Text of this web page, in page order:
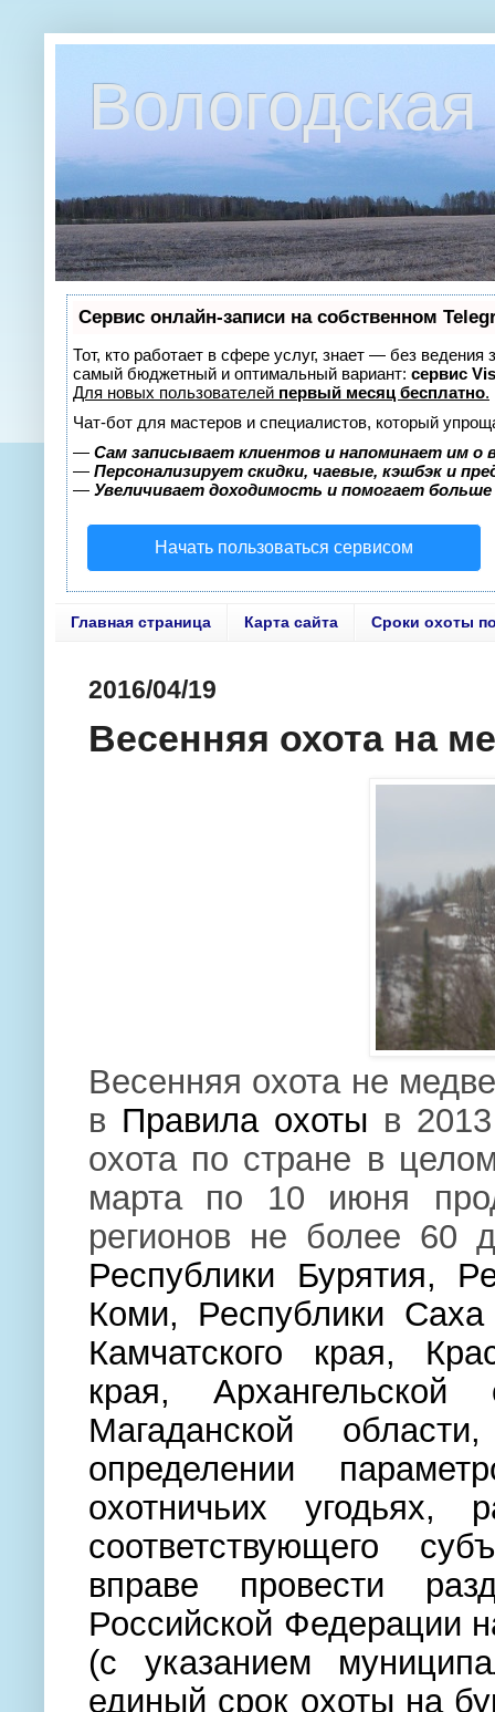
Вологодская
Сервис онлайн-записи на собственном
Тот, кто работает в сфере услуг, знает — без
самый бюджетный и оптимальный вариант: сервис
Для новых пользователей первый месяц бесплатно.
Чат-бот для мастеров и специалистов, который
— Сам записывает клиентов и напоминает им о
— Персонализирует скидки, чаевые, кэшбэк и
— Увеличивает доходимость и помогает
Начать пользоваться сервисом
Главная страница Карта сайта Сроки охоты
2016/04/19
Весенняя охота на
Весенняя охота не
в Правила охоты в
охота по стране в
марта по 10 июня
регионов не более 60
Республики Бурятия,
Коми, Республики Саха
Камчатского края,
края, Архангельской
Магаданской
определении
охотничьих угодьях,
соответствующего
вправе провести
Российской Федерации
(с указанием
единый срок охоты на